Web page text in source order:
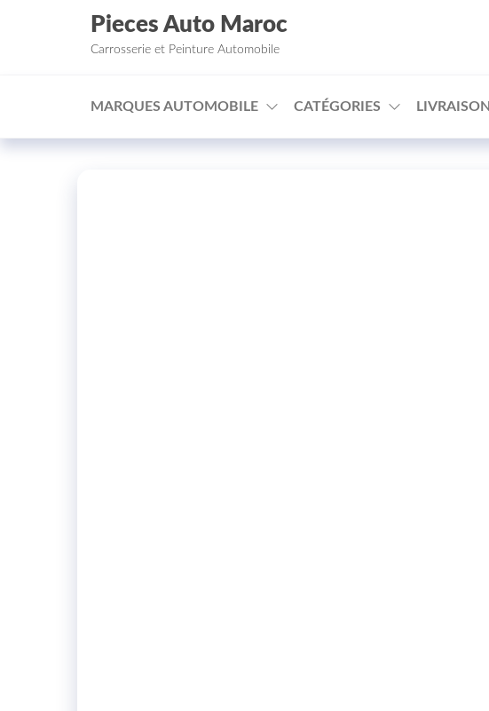
□
Aller au contenu
Pieces Auto Maroc
Carrosserie et Peinture Automobile
MARQUES AUTOMOBILE CATÉGORIES LIVRAISON